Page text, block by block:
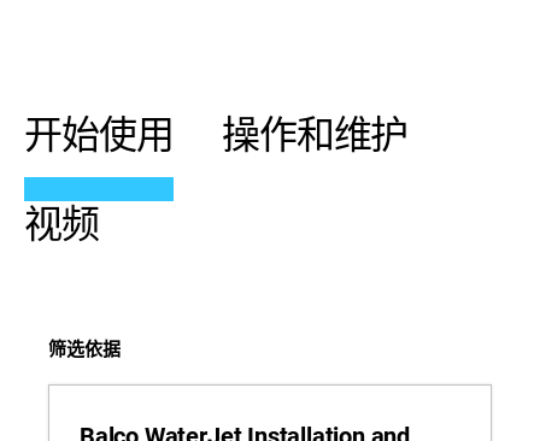
开始使用
操作和维护
视频
筛选依据